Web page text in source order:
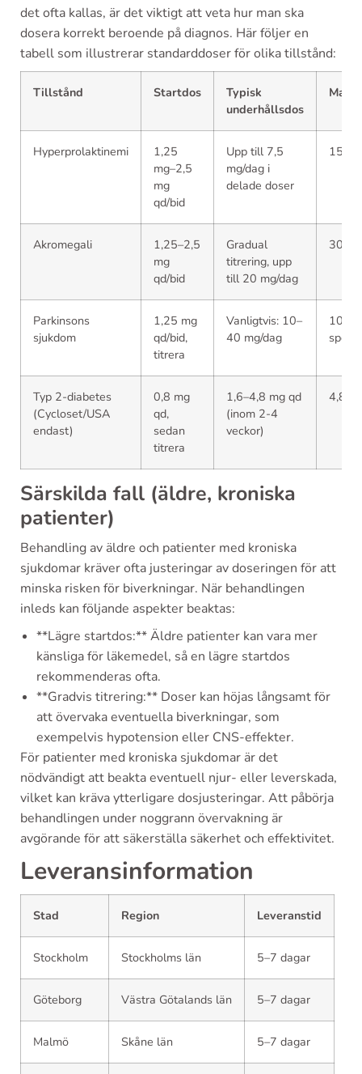
det ofta kallas, är det viktigt att veta hur man ska
dosera korrekt beroende på diagnos. Här följer en
tabell som illustrerar standarddoser för olika tillstånd:
Tillstånd Startdos
Typisk
underhållsdos
Hyperprolaktinemi
1,25
mg–2,5
mg
qd/bid
Upp till 7,5
mg/dag i
delade doser
15
Akromegali
1,25–2,5
mg
qd/bid
Gradual
titrering, upp
till 20 mg/dag
30
Parkinsons
sjukdom
1,25 mg
qd/bid,
titrera
Vanligtvis: 10–
40 mg/dag
100
Typ 2-diabetes
(Cycloset/USA
endast)
0,8 mg
qd,
sedan
titrera
1,6–4,8 mg qd
(inom 2-4
veckor)
4,8
Särskilda fall (äldre, kroniska
patienter)
Behandling av äldre och patienter med kroniska
sjukdomar kräver ofta justeringar av doseringen för att
minska risken för biverkningar. När behandlingen
inleds kan följande aspekter beaktas:
**Lägre startdos:** Äldre patienter kan vara mer
känsliga för läkemedel, så en lägre startdos
rekommenderas ofta.
**Gradvis titrering:** Doser kan höjas långsamt för
att övervaka eventuella biverkningar, som
exempelvis hypotension eller CNS-effekter.
För patienter med kroniska sjukdomar är det
nödvändigt att beakta eventuell njur- eller leverskada,
vilket kan kräva ytterligare dosjusteringar. Att påbörja
behandlingen under noggrann övervakning är
avgörande för att säkerställa säkerhet och effektivitet.
Leveransinformation
Stad Region Leveranstid
Stockholm Stockholms län 5–7 dagar
Göteborg Västra Götalands län 5–7 dagar
Malmö Skåne län 5–7 dagar